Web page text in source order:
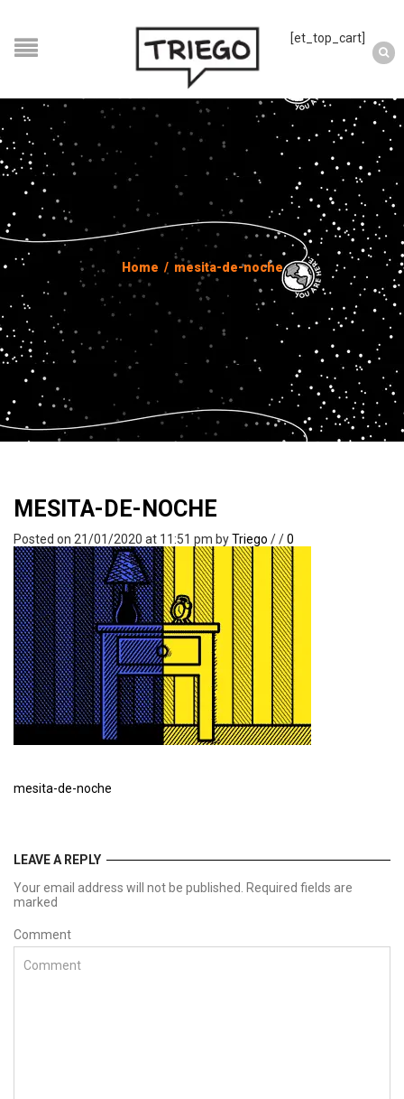
[et_top_cart]
Home / mesita-de-noche
MESITA-DE-NOCHE
Posted on 21/01/2020 at 11:51 pm byTriego //0
mesita-de-noche
LEAVE A REPLY
Your email address will not be published. Required fields are
marked
Comment